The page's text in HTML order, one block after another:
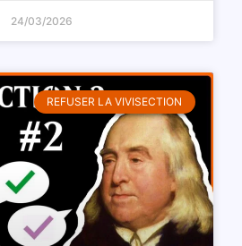
24/03/2026
REFUSER LA VIVISECTION